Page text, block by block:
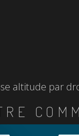
altitude par